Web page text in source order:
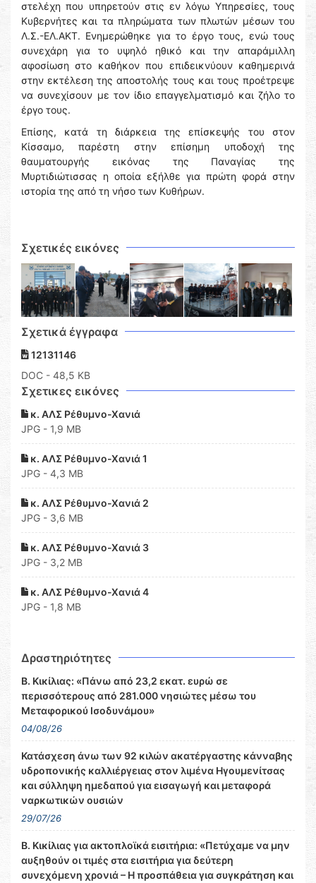
στελέχη που υπηρετούν στις εν λόγω Υπηρεσίες, τους
Κυβερνήτες και τα πληρώματα των πλωτών μέσων του
Λ.Σ.-ΕΛ.ΑΚΤ. Eνημερώθηκε για το έργο τους, ενώ τους
συνεχάρη για το υψηλό ηθικό και την απαράμιλλη
αφοσίωση στο καθήκον που επιδεικνύουν καθημερινά
στην εκτέλεση της αποστολής τους και τους προέτρεψε
να συνεχίσουν με τον ίδιο επαγγελματισμό και ζήλο το
έργο τους.
Επίσης, κατά τη διάρκεια της επίσκεψής του στον
Κίσσαμο, παρέστη στην επίσημη υποδοχή της
θαυματουργής εικόνας της Παναγίας της
Μυρτιδιώτισσας η οποία εξήλθε για πρώτη φορά στην
ιστορία της από τη νήσο των Κυθήρων.
Σχετικές εικόνες
Σχετικά έγγραφα
12131146
DOC - 48,5 KB
Σχετικες εικόνες
κ. ΑΛΣ Ρέθυμνο-Χανιά
JPG - 1,9 MB
κ. ΑΛΣ Ρέθυμνο-Χανιά 1
JPG - 4,3 MB
κ. ΑΛΣ Ρέθυμνο-Χανιά 2
JPG - 3,6 MB
κ. ΑΛΣ Ρέθυμνο-Χανιά 3
JPG - 3,2 MB
κ. ΑΛΣ Ρέθυμνο-Χανιά 4
JPG - 1,8 MB
Δραστηριότητες
Β. Κικίλιας: «Πάνω από 23,2 εκατ. ευρώ σε
περισσότερους από 281.000 νησιώτες μέσω του
Μεταφορικού Ισοδυνάμου»
04/08/26
Κατάσχεση άνω των 92 κιλών ακατέργαστης κάνναβης
υδροπονικής καλλιέργειας στον λιμένα Ηγουμενίτσας
και σύλληψη ημεδαπού για εισαγωγή και μεταφορά
ναρκωτικών ουσιών
29/07/26
Β. Κικίλιας για ακτοπλοϊκά εισιτήρια: «Πετύχαμε να μην
αυξηθούν οι τιμές στα εισιτήρια για δεύτερη
συνεχόμενη χρονιά – Η προσπάθεια για συγκράτηση και